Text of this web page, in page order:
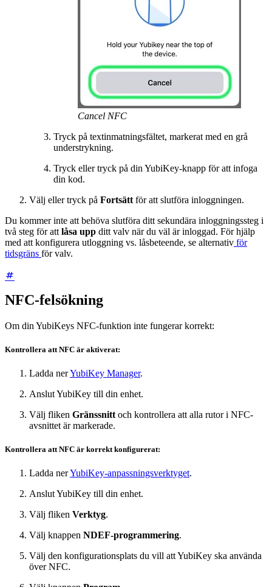
Cancel NFC
Tryck på textinmatningsfältet, markerat med en grå
understrykning.
Tryck eller tryck på din YubiKey-knapp för att infoga
din kod.
Välj eller tryck på Fortsätt för att slutföra inloggningen.
Du kommer inte att behöva slutföra ditt sekundära inloggningssteg i
två steg för att låsa upp ditt valv när du väl är inloggad. För hjälp
med att konfigurera utloggning vs. låsbeteende, se alternativ för
tidsgräns för valv.
NFC-felsökning
Om din YubiKeys NFC-funktion inte fungerar korrekt:
Kontrollera att NFC är aktiverat:
Ladda nerYubiKey Manager.
Anslut YubiKey till din enhet.
Välj fliken Gränssnitt och kontrollera att alla rutor i NFC-
avsnittet är markerade.
Kontrollera att NFC är korrekt konfigurerat:
Ladda nerYubiKey-anpassningsverktyget.
Anslut YubiKey till din enhet.
Välj fliken Verktyg.
Välj knappen NDEF-programmering.
Välj den konfigurationsplats du vill att YubiKey ska använda
över NFC.